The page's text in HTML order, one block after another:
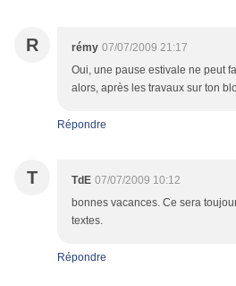
R rémy 07/07/2009 21:17
Oui, une pause estivale ne peut
alors, après les travaux sur ton
Répondre
T TdE 07/07/2009 10:12
bonnes vacances. Ce sera
textes.
Répondre